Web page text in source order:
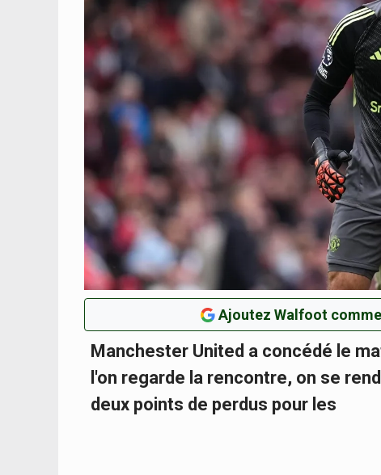
Ajoutez Walfoot
Manchester United a concédé le
l'on regarde la rencontre, on se
deux points de perdus pour les